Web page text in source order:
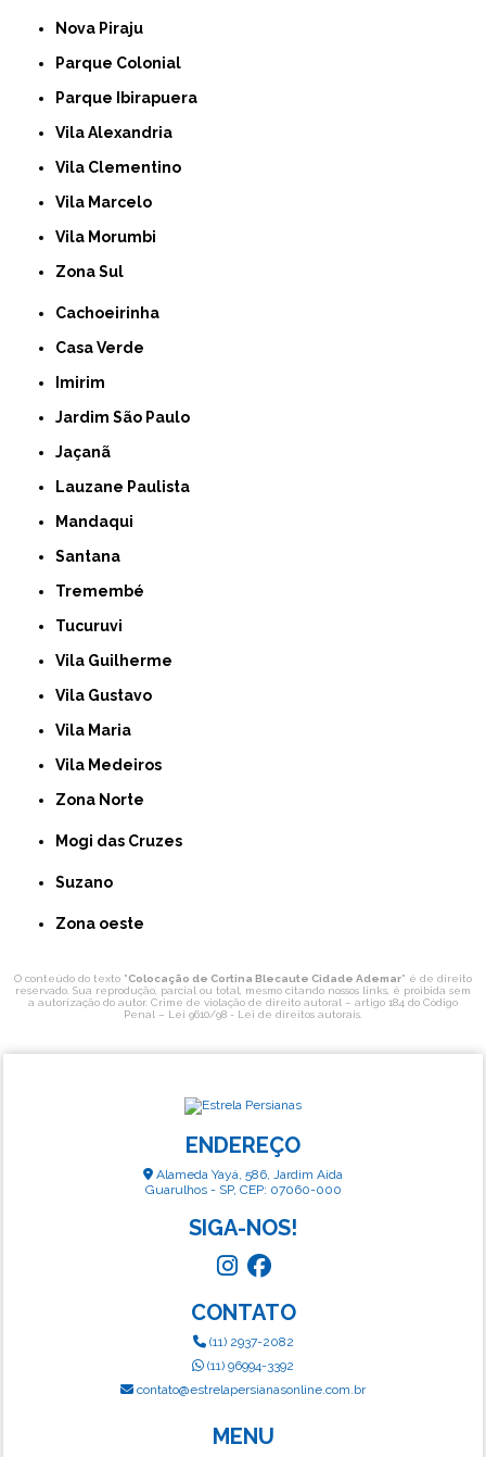
Nova Piraju
Parque Colonial
Parque Ibirapuera
Vila Alexandria
Vila Clementino
Vila Marcelo
Vila Morumbi
Zona Sul
Cachoeirinha
Casa Verde
Imirim
Jardim São Paulo
Jaçanã
Lauzane Paulista
Mandaqui
Santana
Tremembé
Tucuruvi
Vila Guilherme
Vila Gustavo
Vila Maria
Vila Medeiros
Zona Norte
Mogi das Cruzes
Suzano
Zona oeste
O conteúdo do texto "Colocação de Cortina Blecaute Cidade Ademar" é de direito
reservado. Sua reprodução, parcial ou total, mesmo citando nossos links, é proibida sem
a autorização do autor. Crime de violação de direito autoral – artigo 184 do Código
Penal – Lei 9610/98 - Lei de direitos autorais
ENDEREÇO
Alameda Yayá, 586, Jardim Aida
Guarulhos - SP, CEP: 07060-000
SIGA-NOS!
CONTATO
(11) 2937-2082
(11) 96994-3392
contato@estrelapersianasonline.com.br
MENU